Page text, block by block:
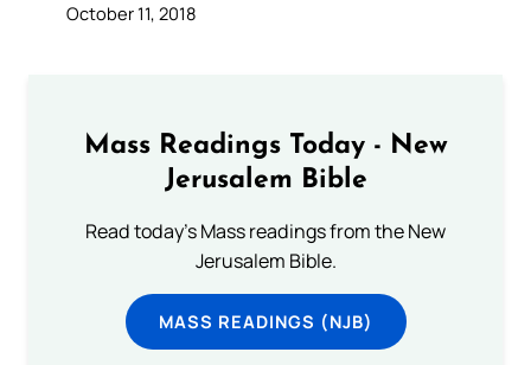
October 11, 2018
Mass Readings Today - New
Jerusalem Bible
Read today's Mass readings from the New
Jerusalem Bible.
MASS READINGS (NJB)